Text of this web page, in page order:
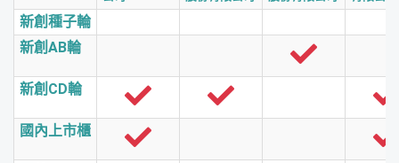
rk and Edg
e Security
IOT網路安
全
IOT Securi
ty Service
IOT資安服
務
新創種子輪
新創AB輪
新創CD輪
國內上市櫃